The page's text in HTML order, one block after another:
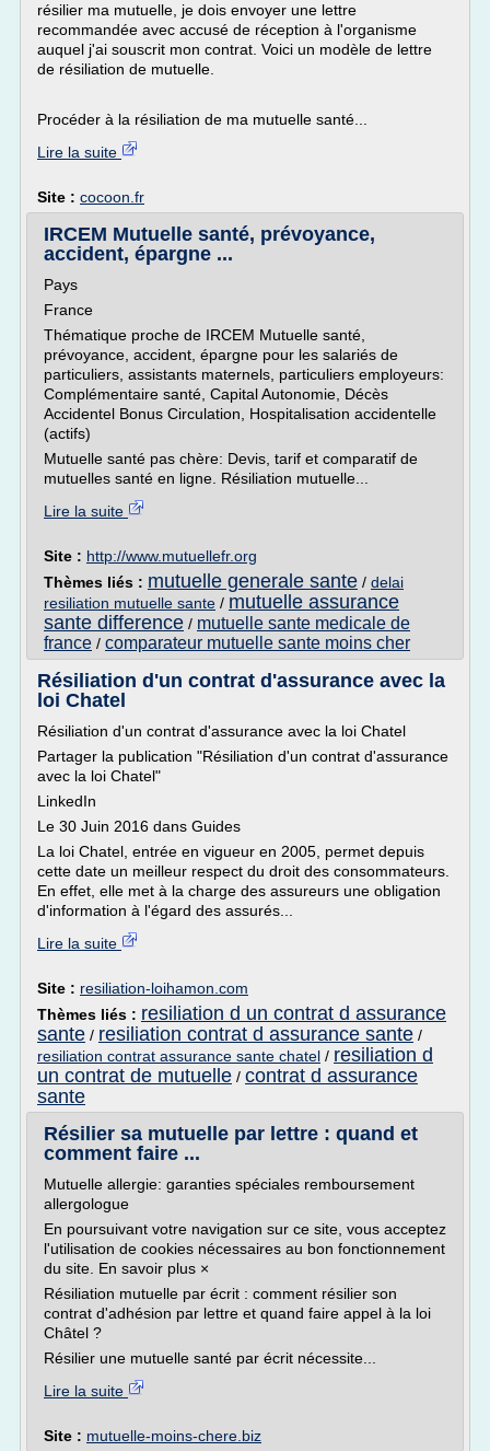
résilier ma mutuelle, je dois envoyer une lettre
recommandée avec accusé de réception à l'organisme
auquel j'ai souscrit mon contrat. Voici un modèle de lettre
de résiliation de mutuelle.
Procéder à la résiliation de ma mutuelle santé...
Lire la suite
Site : cocoon.fr
IRCEM Mutuelle santé, prévoyance,
accident, épargne ...
Pays
France
Thématique proche de IRCEM Mutuelle santé,
prévoyance, accident, épargne pour les salariés de
particuliers, assistants maternels, particuliers employeurs:
Complémentaire santé, Capital Autonomie, Décès
Accidentel Bonus Circulation, Hospitalisation accidentelle
(actifs)
Mutuelle santé pas chère: Devis, tarif et comparatif de
mutuelles santé en ligne. Résiliation mutuelle...
Lire la suite
Site : http://www.mutuellefr.org
Thèmes liés : mutuelle generale sante / delai
resiliation mutuelle sante / mutuelle assurance
sante difference / mutuelle sante medicale de
france / comparateur mutuelle sante moins cher
Résiliation d'un contrat d'assurance avec la
loi Chatel
Résiliation d'un contrat d'assurance avec la loi Chatel
Partager la publication "Résiliation d'un contrat d'assurance
avec la loi Chatel"
LinkedIn
Le 30 Juin 2016 dans Guides
La loi Chatel, entrée en vigueur en 2005, permet depuis
cette date un meilleur respect du droit des consommateurs.
En effet, elle met à la charge des assureurs une obligation
d'information à l'égard des assurés...
Lire la suite
Site : resiliation-loihamon.com
Thèmes liés : resiliation d un contrat d assurance
sante / resiliation contrat d assurance sante /
resiliation contrat assurance sante chatel / resiliation d
un contrat de mutuelle / contrat d assurance
sante
Résilier sa mutuelle par lettre : quand et
comment faire ...
Mutuelle allergie: garanties spéciales remboursement
allergologue
En poursuivant votre navigation sur ce site, vous acceptez
l'utilisation de cookies nécessaires au bon fonctionnement
du site. En savoir plus ×
Résiliation mutuelle par écrit : comment résilier son
contrat d'adhésion par lettre et quand faire appel à la loi
Châtel ?
Résilier une mutuelle santé par écrit nécessite...
Lire la suite
Site : mutuelle-moins-chere.biz